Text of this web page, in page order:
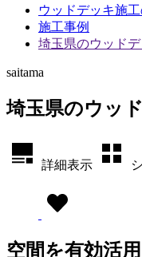
ウッドデッキ施
施工事例
埼玉県のウッド
saitama
埼玉県のウッ
詳細表示
空間を有効活